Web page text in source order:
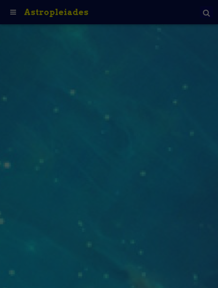
Astropleiades